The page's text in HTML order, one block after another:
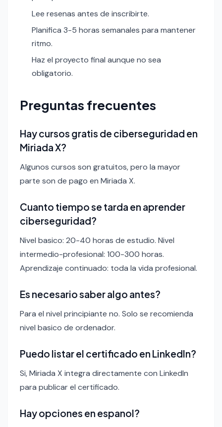
Lee resenas antes de inscribirte.
Planifica 3-5 horas semanales para mantener
ritmo.
Haz el proyecto final aunque no sea
obligatorio.
Preguntas frecuentes
Hay cursos gratis de ciberseguridad en
Miriada X?
Algunos cursos son gratuitos, pero la mayor
parte son de pago en Miriada X.
Cuanto tiempo se tarda en aprender
ciberseguridad?
Nivel basico: 20-40 horas de estudio. Nivel
intermedio-profesional: 100-300 horas.
Aprendizaje continuado: toda la vida profesional.
Es necesario saber algo antes?
Para el nivel principiante no. Solo se recomienda
nivel basico de ordenador.
Puedo listar el certificado en LinkedIn?
Si, Miriada X integra directamente con LinkedIn
para publicar el certificado.
Hay opciones en espanol?